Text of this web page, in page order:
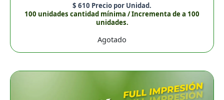
$ 610 Precio por Unidad.
100 unidades cantidad mínima / Incrementa de a 100
unidades.
Agotado